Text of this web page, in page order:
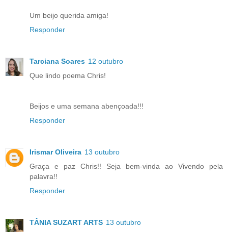
Um beijo querida amiga!
Responder
Tarciana Soares 12 outubro
Que lindo poema Chris!
Beijos e uma semana abençoada!!!
Responder
Irismar Oliveira 13 outubro
Graça e paz Chris!! Seja bem-vinda ao Vivendo pela
palavra!!
Responder
TÂNIA SUZART ARTS 13 outubro